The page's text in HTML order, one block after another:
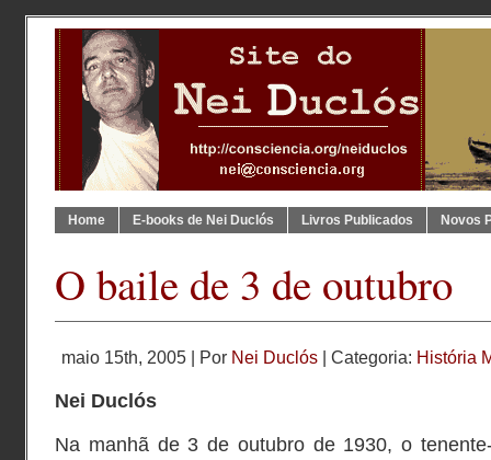
Home E-books de Nei Duclós Livros Publicados Novos
O baile de 3 de outubro
maio 15th, 2005 | Por Nei Duclós | Categoria: História
Nei Duclós
Na manhã de 3 de outubro de 1930, o